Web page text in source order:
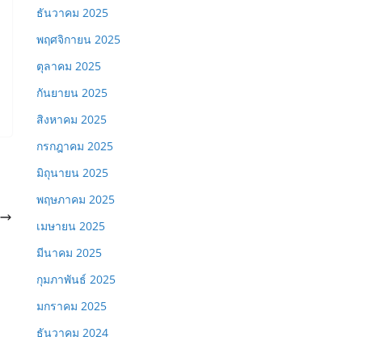
ธันวาคม 2025
พฤศจิกายน 2025
ตุลาคม 2025
กันยายน 2025
สิงหาคม 2025
กรกฎาคม 2025
มิถุนายน 2025
พฤษภาคม 2025
เมษายน 2025
มีนาคม 2025
กุมภาพันธ์ 2025
มกราคม 2025
ธันวาคม 2024